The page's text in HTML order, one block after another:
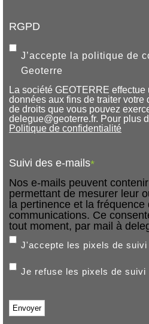
RGPD
J’accepte la politique de
Geoterre
La société GEOTERRE effectue
données aux fins de traiter votre
de droits que vous pouvez
delegue@geoterre.fr. Pour plus
Politique de confidentialité
Suivi des e-mails*
Nos e-mails peuvent
permettant de mesurer leur
la pertinence et la fréquence
communications. Ce
tout moment, par mail à
J'accepte les pixels de suivi
Je refuse les pixels de suivi
Envoyer